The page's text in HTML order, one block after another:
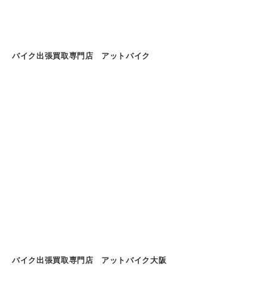
バイク出張買取専門店 アットバイク
バイク出張買取専門店 アットバイク大阪